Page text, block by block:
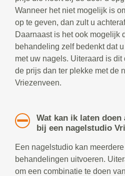
Wanneer het niet mogelijk is
op te geven, dan zult u
Daarnaast is het ook mogelijk
behandeling zelf bedenkt dat
met uw nagels. Uiteraard is
de prijs dan ter plekke met de
Vriezenveen.
Wat kan ik laten doen
bij een nagelstudio
Een nagelstudio kan
behandelingen uitvoeren.
om een combinatie te doen